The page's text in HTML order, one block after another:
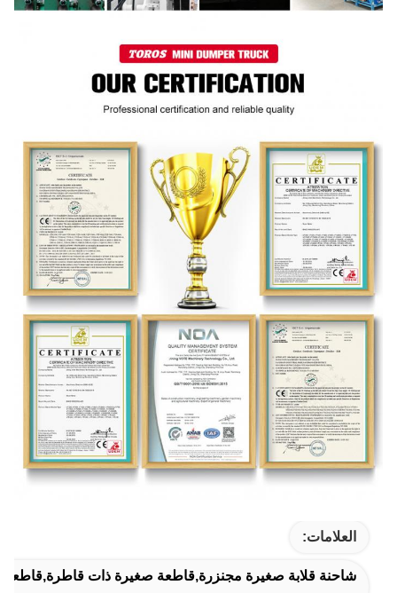
العلامات:
شاحنة قلابة صغيرة مجنزرة,قاطعة صغيرة ذات قاطرة,قاطعة